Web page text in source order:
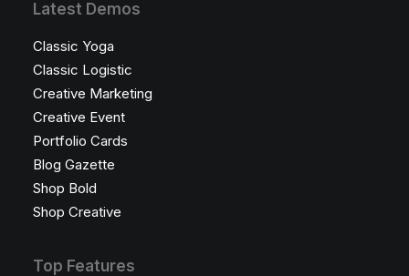
Latest Demos
Classic Yoga
Classic Logistic
Creative Marketing
Creative Event
Portfolio Cards
Blog Gazette
Shop Bold
Shop Creative
Top Features